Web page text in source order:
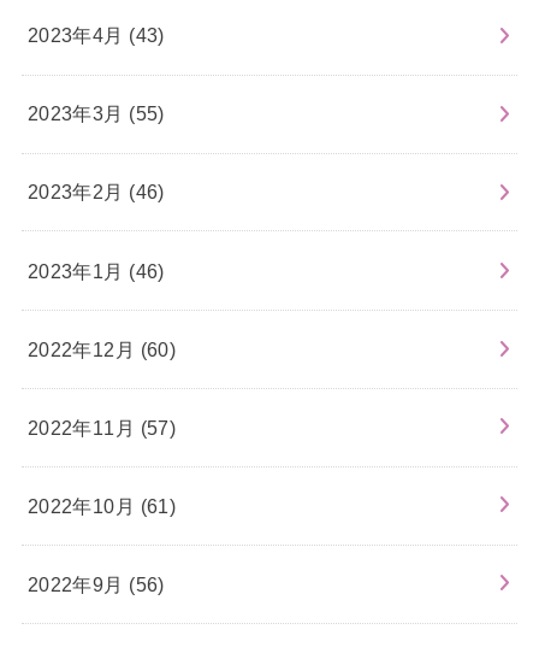
2023年4月 (43)
2023年3月 (55)
2023年2月 (46)
2023年1月 (46)
2022年12月 (60)
2022年11月 (57)
2022年10月 (61)
2022年9月 (56)